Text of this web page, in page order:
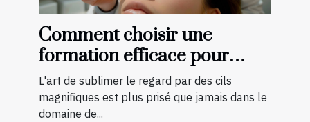
Comment choisir une
formation efficace pour
devenir technicienne de cils
certifiée
L'art de sublimer le regard par des cils
magnifiques est plus prisé que jamais dans le
domaine de...